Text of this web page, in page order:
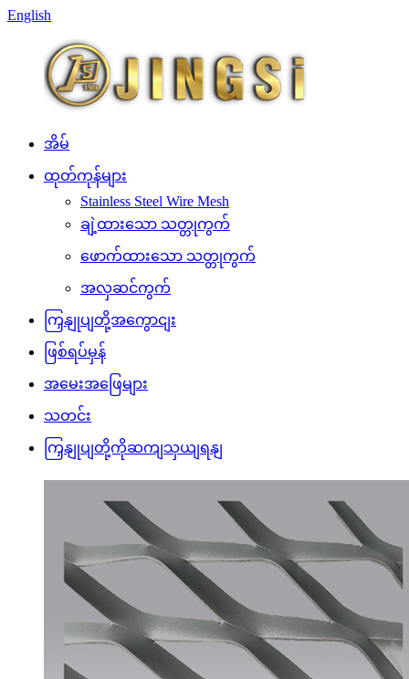
English
အိမ်
ထုတ်ကုန်များ
Stainless Steel Wire Mesh
ချဲ့ထားသော သတ္တုကွက်
ဖောက်ထားသော သတ္တုကွက်
အလှဆင်ကွက်
ကြှနျုပျတို့အကွောငျး
ဖြစ်ရပ်မှန်
အမေးအဖြေများ
သတင်း
ကြှနျုပျတို့ကိုဆကျသှယျရနျ